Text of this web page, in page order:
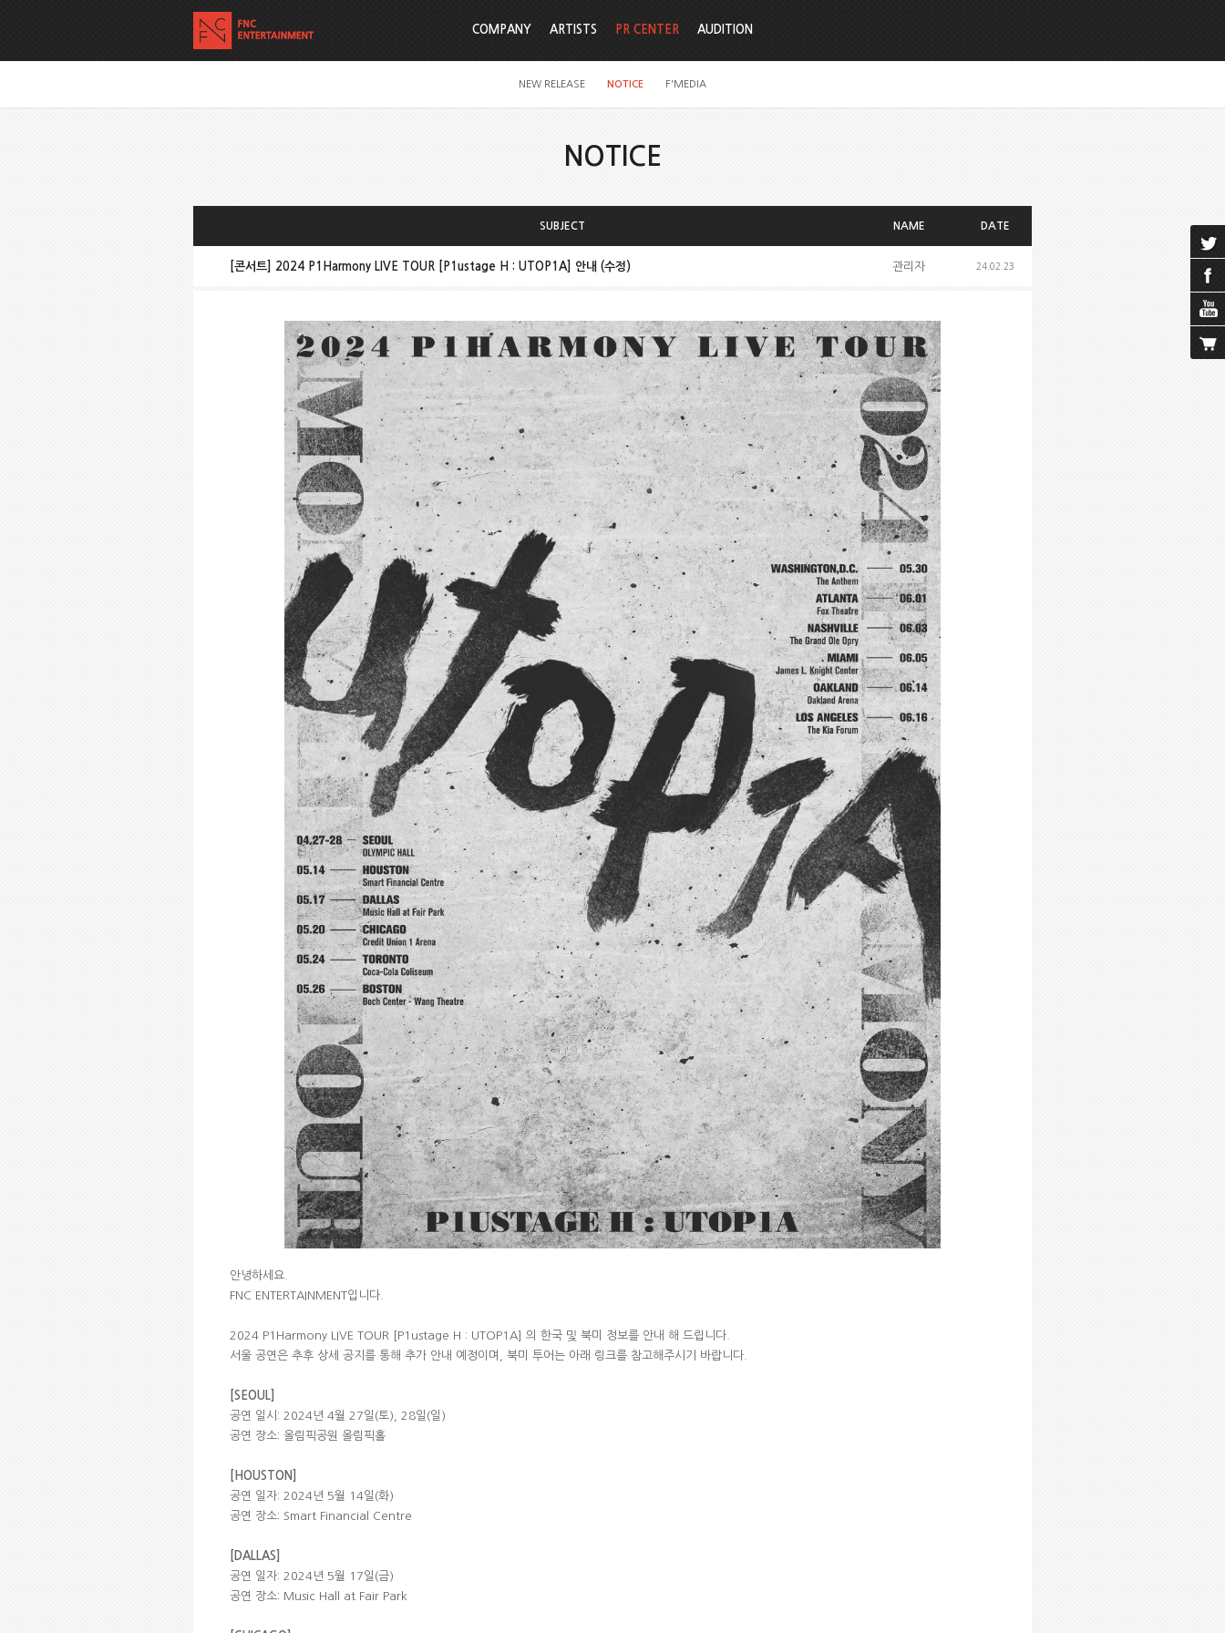
COMPANY ARTISTS PR CENTER
NEW RELEASE NOTICE F'MEDIA
AUDITION
NOTICE
SUBJECT NAME DATE
[콘서트] 2024 P1Harmony LIVE TOUR [P1ustage H : UTOP1A] 안내 (수정) 관리자 24.02.23
안녕하세요.
FNC ENTERTAINMENT입니다.
2024 P1Harmony LIVE TOUR [P1ustage H : UTOP1A] 의 한국 및 북미 정보를 안내 해 드립니다.
서울 공연은 추후 상세 공지를 통해 추가 안내 예정이며, 북미 투어는 아래 링크를 참고해주시기 바랍니다.
[SEOUL]
공연 일시: 2024년 4월 27일(토), 28일(일)
공연 장소: 올림픽공원 올림픽홀
[HOUSTON]
공연 일자: 2024년 5월 14일(화)
공연 장소: Smart Financial Centre
[DALLAS]
공연 일자: 2024년 5월 17일(금)
공연 장소: Music Hall at Fair Park